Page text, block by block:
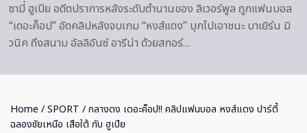
ซามี่ ฮูเปีย อดีตปราการหลังระดับตำนานของ ลิเวอร์พูล ถูกแฟนบอล
“เดอะค็อป” อัดคลิปหลังจบเกม “หงส์แดง” บุกไปเอาชนะ บาเยิร์น มิ
วนิค ถึงสนาม อัลลิอันซ์ อารีน่า ด้วยสกอร์…
Home /SPORT / กลางดง เดอะค็อป!! คลิปแฟนบอล หงส์แดง ปาร์ตี้
ฉลองชัยเหนือ เสือใต้ กับ ฮูเปีย